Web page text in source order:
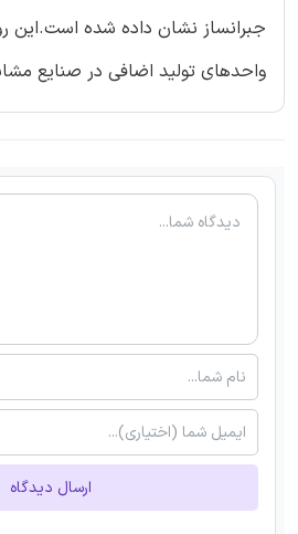
جبرانساز نشان داده شده است.این
واحدهای تولید اضافی در صنایع
ارسال دیدگاه